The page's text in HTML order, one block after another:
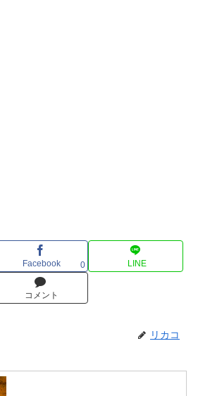
Facebook 0 LINE
コメント
リカコ